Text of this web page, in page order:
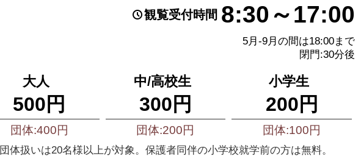
観覧受付時間 8:30～17:00
5月-9月の間は18:00まで
閉門:30分後
大人
500円
団体:400円
中/高校生
300円
団体:200円
小学生
200円
団体:100円
団体扱いは20名様以上が対象。保護者同伴の小学校就学前の方は無料。